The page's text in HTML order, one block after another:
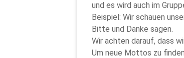
und es wird auch im
Beispiel: Wir schauen
Bitte und Danke sagen.
Wir achten darauf, dass
Um neue Mottos zu